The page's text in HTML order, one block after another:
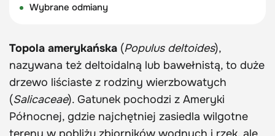
Wybrane odmiany
Topola amerykańska (Populus deltoides),
nazywana też deltoidalną lub bawełnistą, to duże
drzewo liściaste z rodziny wierzbowatych
(Salicaceae). Gatunek pochodzi z Ameryki
Północnej, gdzie najchętniej zasiedla wilgotne